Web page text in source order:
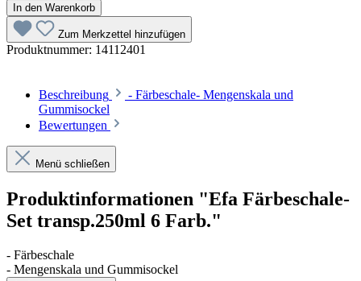
In den Warenkorb
Zum Merkzettel hinzufügen
Produktnummer: 14112401
Beschreibung
- Färbeschale- Mengenskala und
Gummisockel
Bewertungen
Menü schließen
Produktinformationen "Efa Färbeschale-
Set transp.250ml 6 Farb."
- Färbeschale
- Mengenskala und Gummisockel